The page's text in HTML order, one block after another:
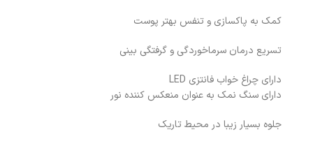
کمک به پاکسازی و تنفس بهتر پوست
تسریع درمان سرماخوردگی و گرفتگی بینی
دارای چراغ خواب فانتزی LED
دارای سنگ نمک به عنوان منعکس کننده نور
جلوه بسیار زیبا در محیط تاریک